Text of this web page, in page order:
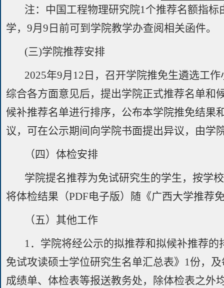
注：中国工程物理研究院1个推荐名额指
学，9月9日前可到学院教学办查阅相关函件。
(三)学院推荐安排
2025年9月12日，召开学院推免生遴选工
综合各方面意见后，提出学院正式推荐名单和
候补推荐名单进行排序，公布本学院推免结果
议，可在公示期间向学院书面提出异议，由学
（四）体检安排
学院提名推荐为免试研究生的学生，按学
将体检结果（PDF电子版）随《广西大学推荐
（五）其他工作
1．学院将经公示的拟推荐和拟候补推荐
免试攻读硕士学位研究生名单汇总表》1份，
成绩单、体检表等报送教务处，除体检表之外